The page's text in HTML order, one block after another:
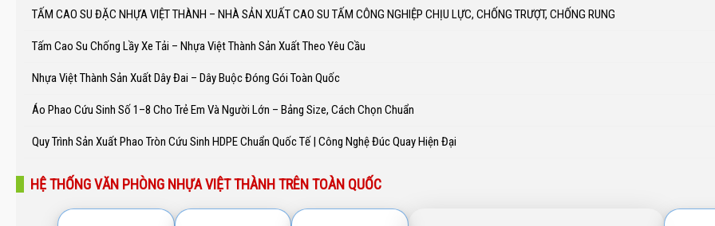
TẤM CAO SU ĐẶC NHỰA VIỆT THÀNH – NHÀ SẢN XUẤT CAO SU TẤM CÔNG NGHIỆP CHỊU LỰC, CHỐNG TRƯỢT, CHỐNG RUNG
Tấm Cao Su Chống Lầy Xe Tải – Nhựa Việt Thành Sản Xuất Theo Yêu Cầu
Nhựa Việt Thành Sản Xuất Dây Đai – Dây Buộc Đóng Gói Toàn Quốc
Áo Phao Cứu Sinh Số 1–8 Cho Trẻ Em Và Người Lớn – Bảng Size, Cách Chọn Chuẩn
Quy Trình Sản Xuất Phao Tròn Cứu Sinh HDPE Chuẩn Quốc Tế | Công Nghệ Đúc Quay Hiện Đại
HỆ THỐNG VĂN PHÒNG NHỰA VIỆT THÀNH TRÊN TOÀN QUỐC